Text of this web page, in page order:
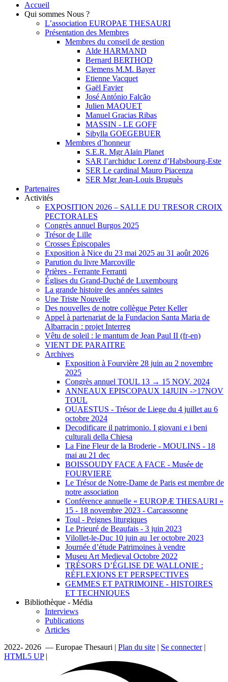
Accueil
Qui sommes Nous ?
L’association EUROPAE THESAURI
Présentation des Membres
Membres du conseil de gestion
Alde HARMAND
Bernard BERTHOD
Clemens M.M. Bayer
Etienne Vacquet
Gaël Favier
José António Falcão
Julien MAQUET
Manuel Gracias Ribas
MASSIN - LE GOFF
Sibylla GOEGEBUER
Membres d’honneur
S.E.R. Mgr Alain Planet
SAR l’archiduc Lorenz d’Habsbourg-Este
SER Le cardinal Mauro Piacenza
SER Mgr Jean-Louis Bruguès
Partenaires
Activités
EXPOSITION 2026 – SALLE DU TRESOR CROIX
PECTORALES
Congrès annuel Burgos 2025
Trésor de Lille
Crosses Épiscopales
Exposition à Nice du 23 mai 2025 au 31 août 2026
Parution du livre Marcoville
Prières - Ferrante Ferranti
Églises du Grand-Duché de Luxembourg
La grande histoire des années saintes
Une Triste Nouvelle
Des nouvelles de notre collègue Peter Keller
Appel à partenariat de la Fundacion Santa Maria de
Albarracin : projet Interreg
Vêtu de soleil : le mantum de Jean Paul II (fr-en)
VIENT DE PARAITRE
Archives
Exposition à Fourvière 28 juin au 2 novembre
2025
Congrès annuel TOUL 13 → 15 NOV. 2024
ANNEAUX EPISCOPAUX 14JUIN ->17NOV
TOUL
OUAESTUS - Trésor de Liege du 4 juillet au 6
octobre 2024
Decodificare il patrimonio. I giovani e i beni
culturali della Chiesa
La Fine Fleur de la Broderie - MOULINS - 18
mai au 21 dec
BOISSOUDY FACE A FACE - Musée de
FOURVIERE
Le Trésor de Notre-Dame de Paris est membre de
notre association
Conférence annuelle « EUROPÆ THESAURI »
15 ‐ 18 novembre 2023 - Carcassonne
Toul - Peignes liturgiques
Le Prieuré de Beaufais - 3 juin 2023
Vilollet-le-Duc 10 juin au 1er octobre 2023
Journée d’étude Patrimoines à vendre
Museu Art Medieval Octobre 2022
TRÉSORS D’ÉGLISE DE WALLONIE :
RÉFLEXIONS ET PERSPECTIVES
GEMMES ET PATRIMOINE - HISTOIRES
ET TECHNIQUES
Bibliothèque - Média
Interviews
Publications
Articles
2022- 2026 — Europae Thesauri | Plan du site | Se connecter|
HTML5 UP|